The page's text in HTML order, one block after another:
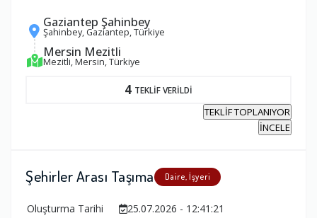
Gaziantep Şahinbey
Şahinbey, Gaziantep, Türkiye
Mersin Mezitli
Mezitli, Mersin, Türkiye
4 TEKLİF VERİLDİ
TEKLİF TOPLANIYOR
İNCELE
Şehirler Arası Taşıma Daire, İşyeri
Oluşturma Tarihi
25.07.2026 - 12:41:21